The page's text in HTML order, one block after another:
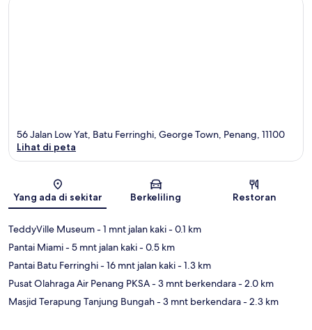
Peta
56 Jalan Low Yat, Batu Ferringhi, George Town, Penang, 11100
Lihat di peta
Yang ada di sekitar Berkeliling Restoran
TeddyVille Museum- 1 mnt jalan kaki- 0.1 km
Pantai Miami- 5 mnt jalan kaki- 0.5 km
Pantai Batu Ferringhi- 16 mnt jalan kaki- 1.3 km
Pusat Olahraga Air Penang PKSA- 3 mnt berkendara- 2.0 km
Masjid Terapung Tanjung Bungah- 3 mnt berkendara- 2.3 km